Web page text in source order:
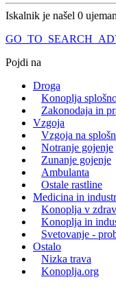
Iskalnik je našel 0
Pojdi na
Droga
Konoplja
Zakonodaja in
Vzgoja
Vzgoja na
Notranje gojenje
Zunanje gojenje
Ambulanta
Ostale rastline
Medicina in
Konoplja v
Konoplja in
Svetovanje -
Ostalo
Nizka trava
Konoplja.org